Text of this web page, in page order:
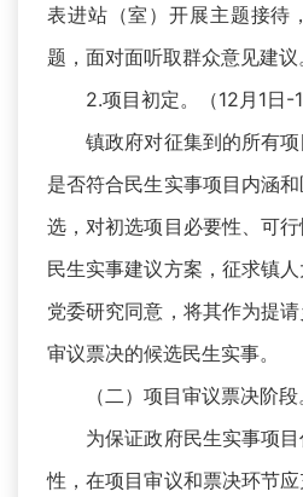
表进站（室）开展主题接待
题，面对面听取群众意见建议
2.项目初定。（12月1日-
镇政府对征集到的所有项
是否符合民生实事项目内涵
选，对初选项目必要性、可
民生实事建议方案，征求镇
党委研究同意，将其作为提
审议票决的候选民生实事。
（二）项目审议票决阶段
为保证政府民生实事项目
性，在项目审议和票决环节